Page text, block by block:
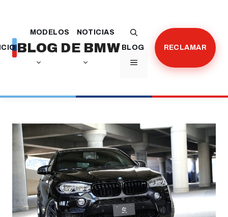
contenido
BLOG DE BMW
MENÚ
MODELOS
NOTICIAS
BLOG
RECLAMAR